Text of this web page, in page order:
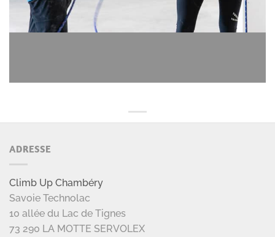
ADRESSE
Climb Up Chambéry
Savoie Technolac
10 allée du Lac de Tignes
73 290 LA MOTTE SERVOLEX